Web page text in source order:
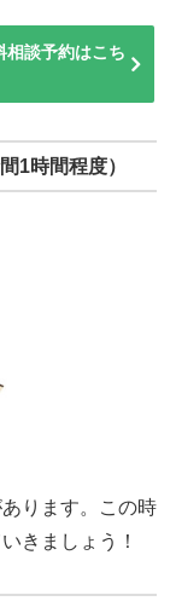
相談予約はこち
1時間程度）
ります。この時
きましょう！